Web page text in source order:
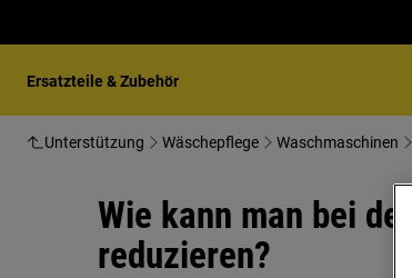
Ersatzteile & Zubehör
Unterstützung Wäschepflege Waschmaschinen
Wie kann man bei
reduzieren?